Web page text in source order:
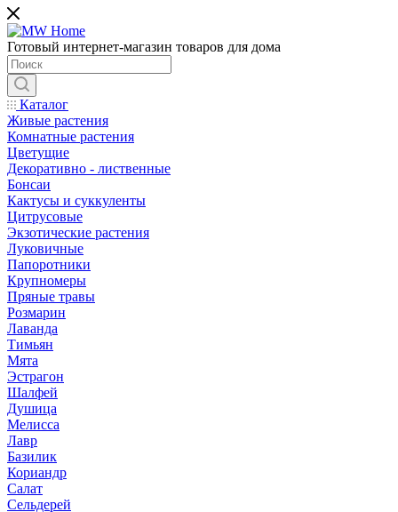
Готовый интернет-магазин товаров для дома
Каталог
Живые растения
Комнатные растения
Цветущие
Декоративно - лиственные
Бонсаи
Кактусы и суккуленты
Цитрусовые
Экзотические растения
Луковичные
Папоротники
Крупномеры
Пряные травы
Розмарин
Лаванда
Тимьян
Мята
Эстрагон
Шалфей
Душица
Мелисса
Лавр
Базилик
Кориандр
Салат
Сельдерей